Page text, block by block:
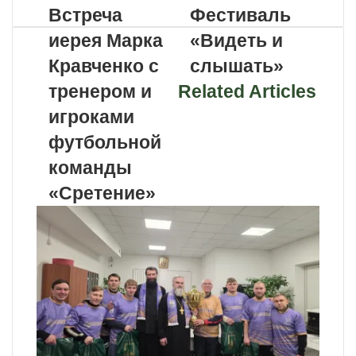
Встреча
иерея Марка
Кравченко с
тренером и
игроками
футбольной
команды
«Сретение»
Фестиваль
«Видеть и
слышать»
Related Articles